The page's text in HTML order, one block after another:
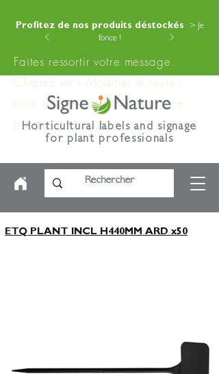
Profitez de nos produits déstockés
> Je
fonce !
Faites ressortir votre message.
Cliquez sur « Modifier le texte »
pour ajouter votre contenu à ce
paragraphe.
Horticultural labels and signage
for plant professionals
ETQ PLANT INCL H440MM ARD x50